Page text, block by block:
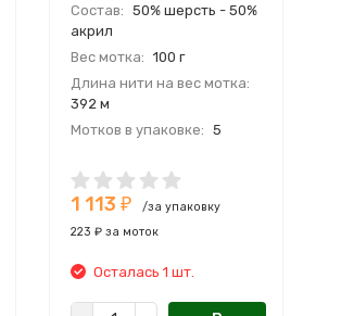
Состав: 50% шерсть - 50%
акрил
Вес мотка: 100 г
Длина нити на вес мотка:
392 м
Мотков в упаковке: 5
Производитель:
СЕМЕНОВСКАЯ ПРЯЖА
1 113 ₽
/за упаковку
223 ₽ за моток
Осталась 1 шт.